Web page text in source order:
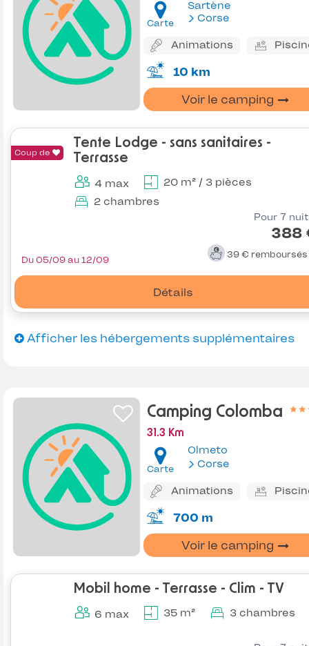
Carte
Sartène
Corse
Animations
10 km
Voir le camping
Coup de
Tente Lodge - sans sanitaires -
Terrasse
4 max
20 m² / 3 pièces
2 chambres
Pour 7
388
39 € remboursés
Détails
Du 05/09 au 12/09
Afficher les hébergements supplémentaires
Camping Colomba
31.3 Km
Carte
Olmeto
Corse
Animations
700 m
Voir le camping
Mobil home - Terrasse - Clim - TV
6 max 35 m² 3 chambres